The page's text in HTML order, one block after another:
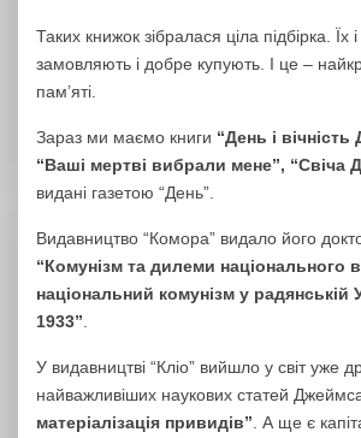
Таких книжок зібралася ціла підбірка. Їх
замовляють і добре купують. І це –
пам’яті.
Зараз ми маємо книги “День і
“Ваші мертві вибрали мене”, “Свіча
видані газетою “День”.
Видавництво “Комора” видало його
“Комунізм та дилеми національного
національний комунізм у радянській
1933”
У видавництві “Кліо” вийшло у світ уже
найважливіших наукових статей
матеріалізація привидів” . А ще є